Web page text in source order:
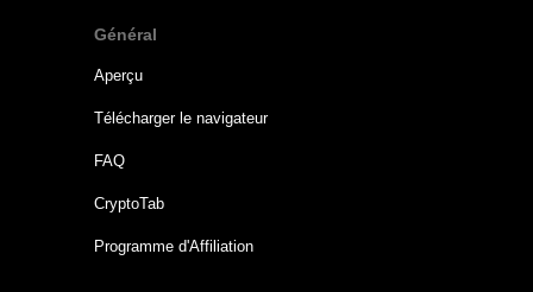
Général
Aperçu
Télécharger le navigateur
FAQ
CryptoTab
Programme d'Affiliation